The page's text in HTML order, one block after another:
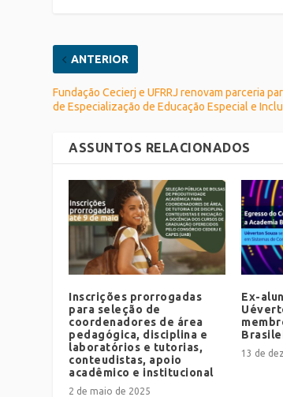
ANTERIOR
Fundação Cecierj e UFRRJ renovam parceria
de Especialização de Educação Especial e
ASSUNTOS RELACIONADOS
Inscrições prorrogadas
para seleção de
coordenadores de área
pedagógica, disciplina e
laboratórios e tutorias,
conteudistas, apoio
acadêmico e institucional
2 de maio de 2025
Ex-
13 de